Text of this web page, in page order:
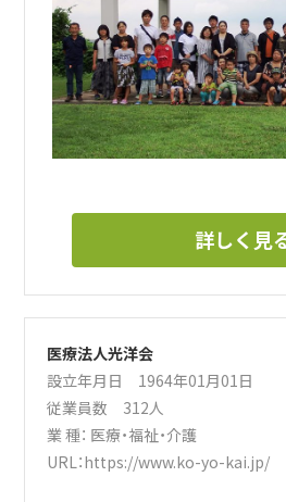
詳しく見
医療法人光洋会
設立年月日 1964年01月01日
従業員数 312人
業 種： 医療・福祉・介護
URL：https://www.ko-yo-kai.jp/